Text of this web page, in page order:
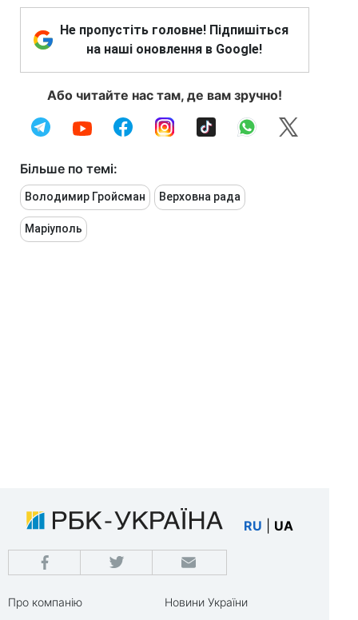
Не пропустіть головне! Підпишіться
на наші оновлення в Google!
Або читайте нас там, де вам зручно!
Більше по темі:
Володимир Гройсман Верховна рада
Маріуполь
RU UA
Про компанію
Новини України